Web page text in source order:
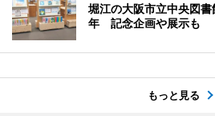
堀江の大阪市立中央図
年 記念企画や展示も
もっと見る